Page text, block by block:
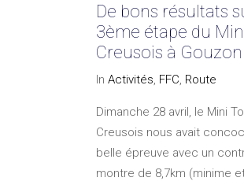
De bons résultats
3ème étape du
Creusois à Gouzon
In Activités, FFC, Route
Dimanche 28 avril, le Mini
Creusois nous avait
belle épreuve avec un
montre de 8,7km (minime